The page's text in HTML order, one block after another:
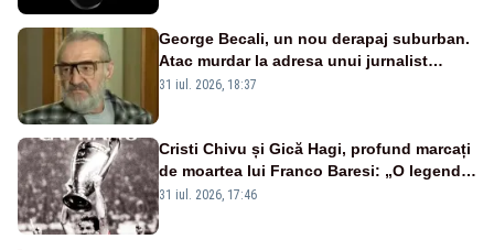
George Becali, un nou derapaj suburban.
Atac murdar la adresa unui jurnalist
sportiv – AUDIO
31 iul. 2026, 18:37
Cristi Chivu și Gică Hagi, profund marcați
de moartea lui Franco Baresi: „O legendă
a fotbalului mondial”
31 iul. 2026, 17:46